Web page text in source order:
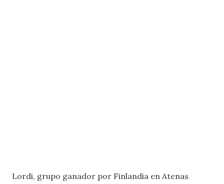
Lordi, grupo ganador por Finlandia en Atenas